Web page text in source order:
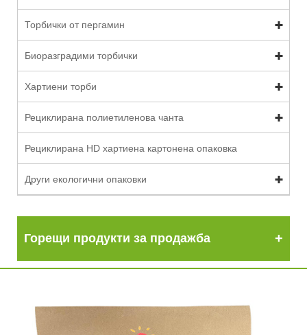
Торбички от пергамин
Биоразградими торбички
Хартиени торби
Рециклирана полиетиленова чанта
Рециклирана HD хартиена картонена опаковка
Други екологични опаковки
Горещи продукти за продажба